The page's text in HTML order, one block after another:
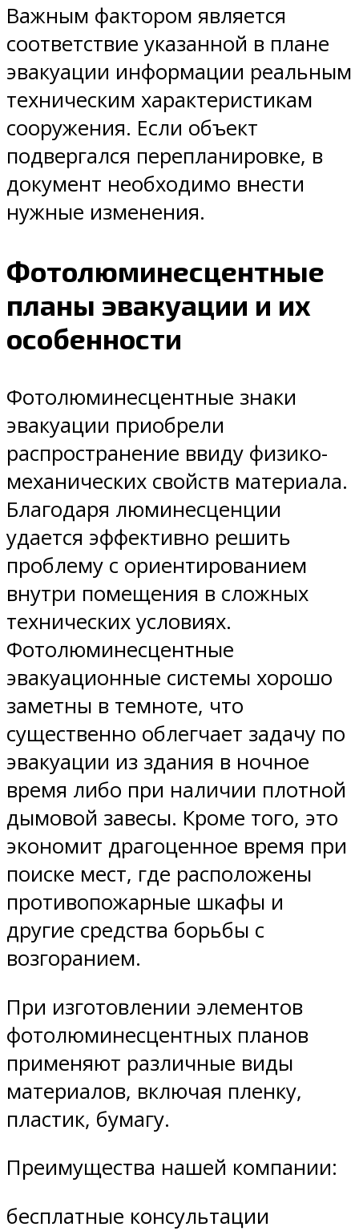
Важным фактором является
соответствие указанной в плане
эвакуации информации реальным
техническим характеристикам
сооружения. Если объект
подвергался перепланировке, в
документ необходимо внести
нужные изменения.
Фотолюминесцентные
планы эвакуации и их
особенности
Фотолюминесцентные знаки
эвакуации приобрели
распространение ввиду физико-
механических свойств материала.
Благодаря люминесценции
удается эффективно решить
проблему с ориентированием
внутри помещения в сложных
технических условиях.
Фотолюминесцентные
эвакуационные системы хорошо
заметны в темноте, что
существенно облегчает задачу по
эвакуации из здания в ночное
время либо при наличии плотной
дымовой завесы. Кроме того, это
экономит драгоценное время при
поиске мест, где расположены
противопожарные шкафы и
другие средства борьбы с
возгоранием.
При изготовлении элементов
фотолюминесцентных планов
применяют различные виды
материалов, включая пленку,
пластик, бумагу.
Преимущества нашей компании:
бесплатные консультации